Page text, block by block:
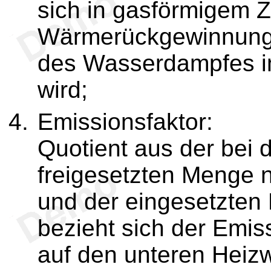
sich in gasförmigem
des Wasserdampfes
wird;
Emissionsfaktor:
Quotient aus der bei
freigesetzten Menge
und der
bezieht sich der
auf den unteren